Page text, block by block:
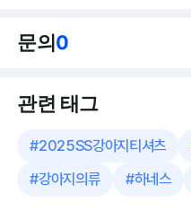
문의0
관련 태그
#2025SS강아지티셔츠
#강아지의류 #하네스